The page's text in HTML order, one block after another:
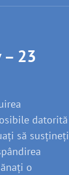
23
datorită
să susțineți
o